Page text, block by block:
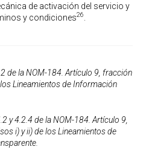
de activación del servicio y
y condiciones26
de la NOM-184. Artículo 9, fracción
Lineamientos de Información
y 4.2.4 de la NOM-184. Artículo 9,
i) y ii) de los Lineamientos de